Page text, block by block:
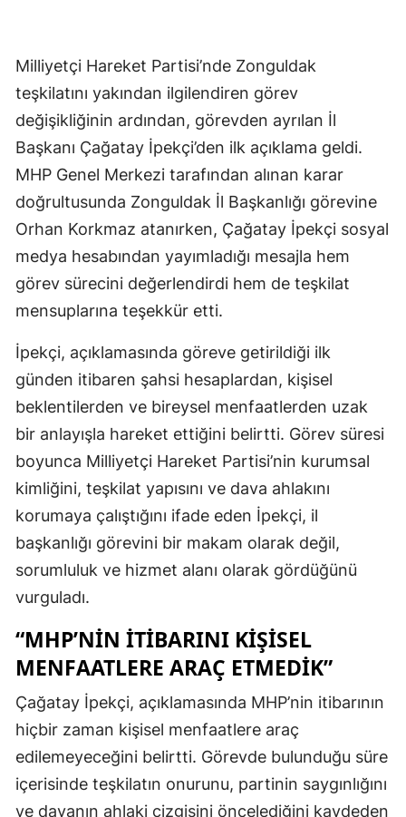
Milliyetçi Hareket Partisi’nde Zonguldak
teşkilatını yakından ilgilendiren görev
değişikliğinin ardından, görevden ayrılan İl
Başkanı Çağatay İpekçi’den ilk açıklama geldi.
MHP Genel Merkezi tarafından alınan karar
doğrultusunda Zonguldak İl Başkanlığı görevine
Orhan Korkmaz atanırken, Çağatay İpekçi sosyal
medya hesabından yayımladığı mesajla hem
görev sürecini değerlendirdi hem de teşkilat
mensuplarına teşekkür etti.
İpekçi, açıklamasında göreve getirildiği ilk
günden itibaren şahsi hesaplardan, kişisel
beklentilerden ve bireysel menfaatlerden uzak
bir anlayışla hareket ettiğini belirtti. Görev süresi
boyunca Milliyetçi Hareket Partisi’nin kurumsal
kimliğini, teşkilat yapısını ve dava ahlakını
korumaya çalıştığını ifade eden İpekçi, il
başkanlığı görevini bir makam olarak değil,
sorumluluk ve hizmet alanı olarak gördüğünü
vurguladı.
“MHP’NİN İTİBARINI KİŞİSEL
MENFAATLERE ARAÇ ETMEDİK”
Çağatay İpekçi, açıklamasında MHP’nin itibarının
hiçbir zaman kişisel menfaatlere araç
edilemeyeceğini belirtti. Görevde bulunduğu süre
içerisinde teşkilatın onurunu, partinin saygınlığını
ve davanın ahlaki çizgisini öncelediğini kaydeden